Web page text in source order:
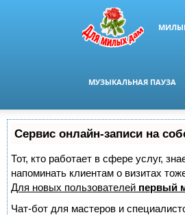
МУЗЫКАЛЬНАЯ ПАУЗА
Сервис онлайн-записи на
Тот, кто работает в сфере услуг,
напоминать клиентам о визитах
Для новых пользователей первый
Чат-бот для мастеров и